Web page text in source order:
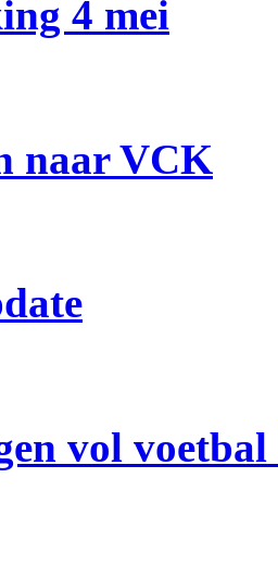
4 mei
naar VCK
vol